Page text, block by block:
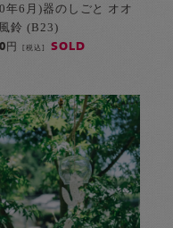
年6月)器のしごと オオ
鈴 (B23)
円 [税込] SOLD